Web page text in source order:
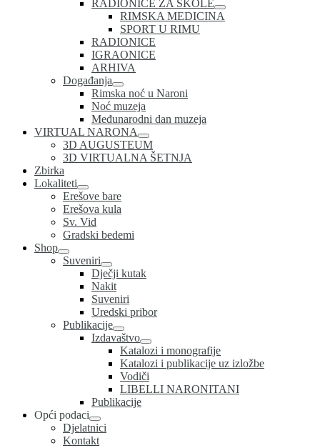
RADIONICE ZA ŠKOLE
RIMSKA MEDICINA
SPORT U RIMU
RADIONICE
IGRAONICE
ARHIVA
Događanja
Rimska noć u Naroni
Noć muzeja
Međunarodni dan muzeja
VIRTUAL NARONA
3D AUGUSTEUM
3D VIRTUALNA ŠETNJA
Zbirka
Lokaliteti
Erešove bare
Erešova kula
Sv. Vid
Gradski bedemi
Shop
Suveniri
Dječji kutak
Nakit
Suveniri
Uredski pribor
Publikacije
Izdavaštvo
Katalozi i monografije
Katalozi i publikacije uz izložbe
Vodiči
LIBELLI NARONITANI
Publikacije
Opći podaci
Djelatnici
Kontakt